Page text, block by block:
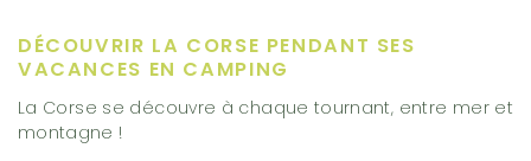
DÉCOUVRIR LA CORSE PENDANT SES
VACANCES EN CAMPING
La Corse se découvre à chaque tournant, entre mer et
montagne !